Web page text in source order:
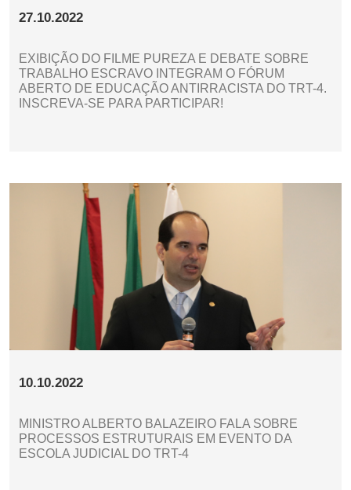
27.10.2022
EXIBIÇÃO DO FILME PUREZA E DEBATE SOBRE
TRABALHO ESCRAVO INTEGRAM O FÓRUM
ABERTO DE EDUCAÇÃO ANTIRRACISTA DO TRT-4.
INSCREVA-SE PARA PARTICIPAR!
10.10.2022
MINISTRO ALBERTO BALAZEIRO FALA SOBRE
PROCESSOS ESTRUTURAIS EM EVENTO DA
ESCOLA JUDICIAL DO TRT-4